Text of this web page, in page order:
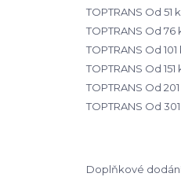
TOPTRANS Od 51
TOPTRANS Od 76
TOPTRANS Od
TOPTRANS Od
TOPTRANS Od
TOPTRANS Od
Doplňkové dodání